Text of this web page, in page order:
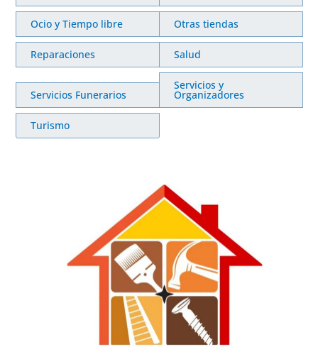
Ocio y Tiempo libre Otras tiendas
Reparaciones Salud
Servicios Funerarios
Servicios y
Organizadores
Turismo